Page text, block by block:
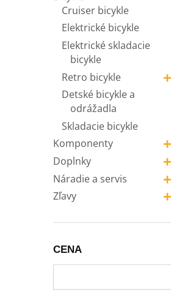
Cruiser bicykle
Elektrické bicykle
Elektrické skladacie
bicykle
+
Retro bicykle
Detské bicykle a
odrážadla
Skladacie bicykle
+
Komponenty
+
Doplnky
+
Náradie a servis
+
Zľavy
CENA